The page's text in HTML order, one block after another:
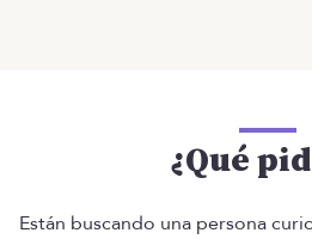
¿Qué
Están buscando una persona